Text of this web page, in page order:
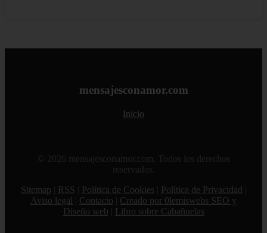
mensajesconamor.com
Inicio
© 2026 mensajesconamor.com. Todos los derechos
reservados.
Sitemap
RSS Política de Cookies Política de Privacidad
Aviso legal
Contacto
Creado por 0lemiswebs SEO y
Diseño web
Libro sobre Cabañuelas